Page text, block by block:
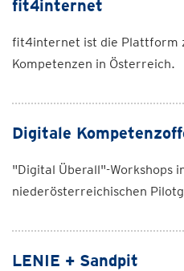
fit4internet
fit4internet ist die Plattform
Kompetenzen in Österreich.
Digitale
"Digital Überall"-Workshops
niederösterreichischen
LENIE + Sandpit